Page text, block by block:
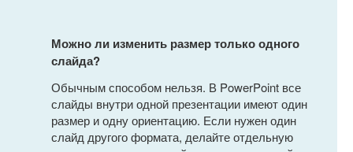
Можно ли изменить размер только одного
слайда?
Обычным способом нельзя. В PowerPoint все
слайды внутри одной презентации имеют один
размер и одну ориентацию. Если нужен один
слайд другого формата, делайте отдельную